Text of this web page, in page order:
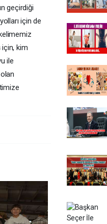
geçirdiği
için de
için, kim
ile